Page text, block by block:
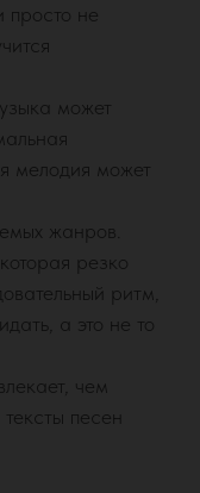
просто не
может
мелодия может
жанров.
резко
ритм,
а это не то
чем
песен